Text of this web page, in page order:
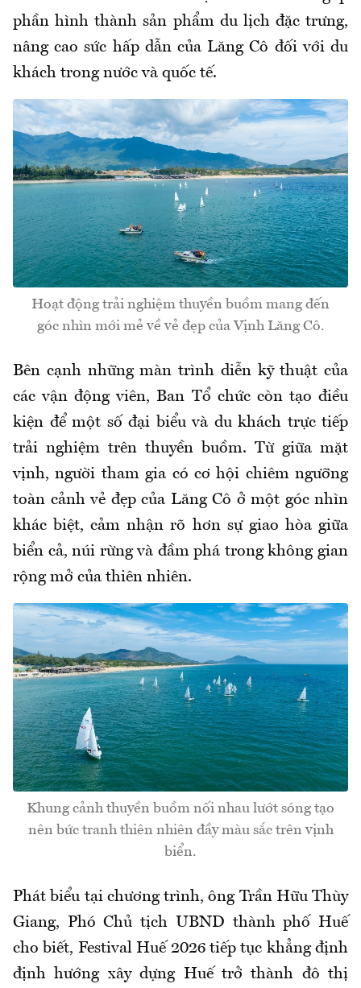
phần hình thành sản phẩm du lịch đặc trưng,
nâng cao sức hấp dẫn của Lăng Cô đối với du
khách trong nước và quốc tế.
Hoạt động trải nghiệm thuyền buồm mang đến
góc nhìn mới mẻ về vẻ đẹp của Vịnh Lăng Cô.
Bên cạnh những màn trình diễn kỹ thuật của
các vận động viên, Ban Tổ chức còn tạo điều
kiện để một số đại biểu và du khách trực tiếp
trải nghiệm trên thuyền buồm. Từ giữa mặt
vịnh, người tham gia có cơ hội chiêm ngưỡng
toàn cảnh vẻ đẹp của Lăng Cô ở một góc nhìn
khác biệt, cảm nhận rõ hơn sự giao hòa giữa
biển cả, núi rừng và đầm phá trong không gian
rộng mở của thiên nhiên.
Khung cảnh thuyền buồm nối nhau lướt sóng tạo
nên bức tranh thiên nhiên đầy màu sắc trên vịnh
biển.
Phát biểu tại chương trình, ông Trần Hữu Thùy
Giang, Phó Chủ tịch UBND thành phố Huế
cho biết, Festival Huế 2026 tiếp tục khẳng định
định hướng xây dựng Huế trở thành đô thị